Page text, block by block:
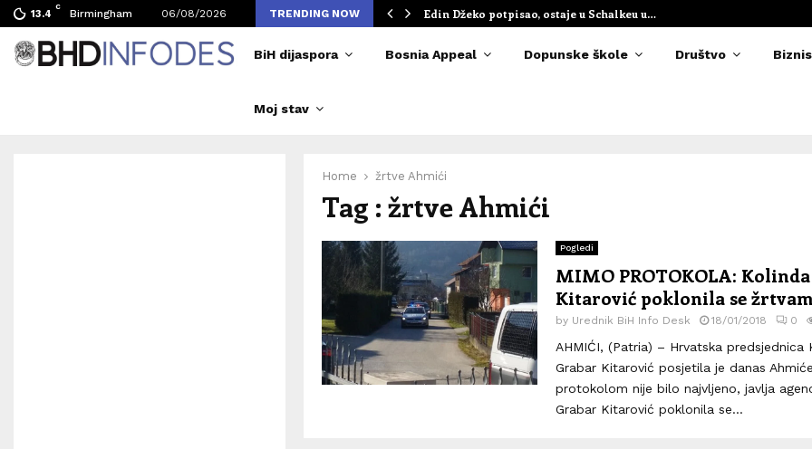
13.4
C
Birmingham 06/08/2026 TRENDING NOW
broj posjetilaca tokom Merlinovih koncerata Edin Džeko potpisao, ostaje u Schalkeu u…
BiH dijaspora Bosnia Appeal Dopunske škole Društvo Biznis
Moj stav
Home žrtve Ahmići
Tag : žrtve Ahmići
Pogledi
MIMO PROTOKOLA:
Kitarović poklonila se
by Urednik BiH Info Desk 18/01/2018 0
AHMIĆI, (Patria) – Hrvatska predsjednica
Grabar Kitarović posjetila je danas
protokolom nije bilo najvljeno, javlja
Grabar Kitarović poklonila se...